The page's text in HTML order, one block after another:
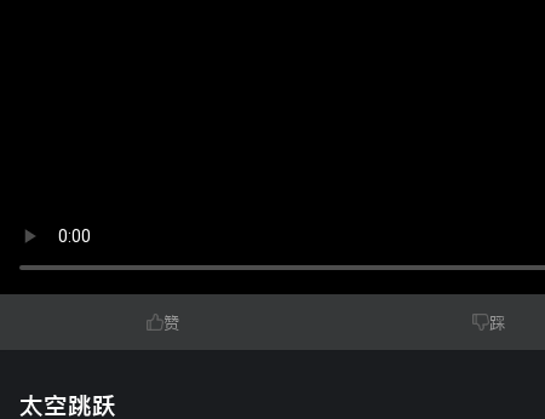
赞 踩
太空跳跃